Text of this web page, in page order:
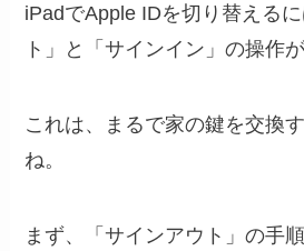
iPadでApple IDを切り替える
ト」と「サインイン」の操作
これは、まるで家の鍵を交換
ね。
まず、「サインアウト」の手